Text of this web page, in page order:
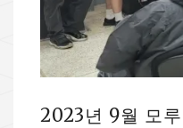
2023년 9월 모